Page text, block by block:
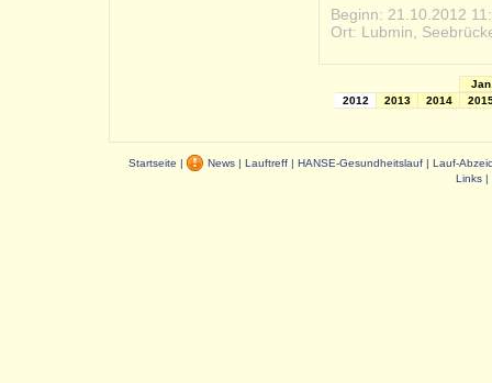
Beginn: 21.10.2012
Ort: Lubmin,
Jan
2014
2013
2012
Startseite | News | Lauftreff | HANSE-Gesundheitslauf | Lauf-
Links |